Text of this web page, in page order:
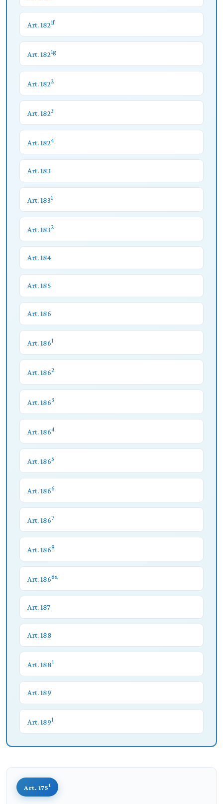
Art. 1821f
Art. 1821g
Art. 1822
Art. 1823
Art. 1824
Art. 183
Art. 1831
Art. 1832
Art. 184
Art. 185
Art. 186
Art. 1861
Art. 1862
Art. 1863
Art. 1864
Art. 1865
Art. 1866
Art. 1867
Art. 1868
Art. 1868a
Art. 187
Art. 188
Art. 1881
Art. 189
Art. 1891
Art. 1751